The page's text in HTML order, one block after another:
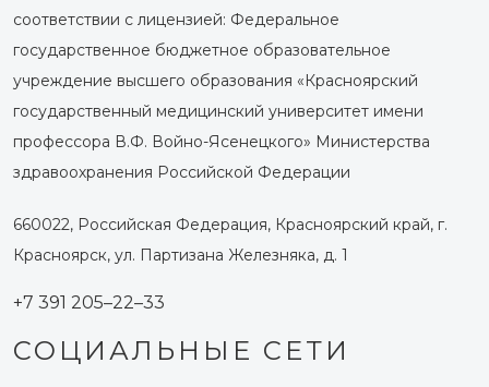
соответствии с лицензией: Федеральное
государственное бюджетное образовательное
учреждение высшего образования «Красноярский
государственный медицинский университет имени
профессора В.Ф. Войно-Ясенецкого» Министерства
здравоохранения Российской Федерации
660022, Российская Федерация, Красноярский край, г.
Красноярск, ул. Партизана Железняка, д. 1
+7 391 205–22–33
СОЦИАЛЬНЫЕ СЕТИ